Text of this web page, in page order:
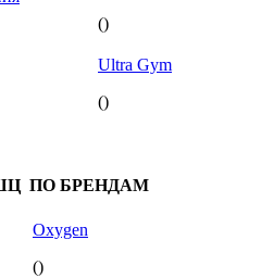
()
Ultra Gym
()
ПО БРЕНДАМ
Oxygen
()